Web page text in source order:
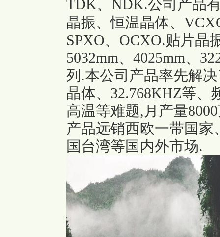
TDK、NDK.公司产品
晶振、恒温晶体、
SPXO、OCXO.贴片晶
5032mm、4025mm、
列.本公司产品率先解
晶体、32.768KHZ等、
高温等难题,月产量
产品远销西欧一带国
国台湾等国内外市场.